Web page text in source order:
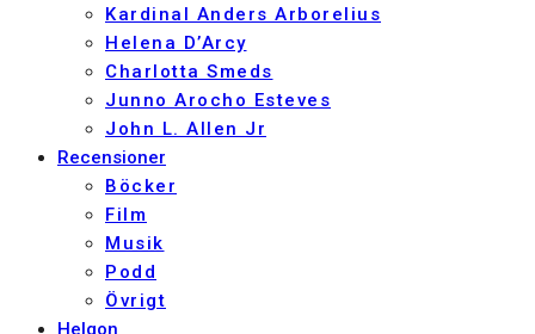
Kardinal Anders Arborelius
Helena D’Arcy
Charlotta Smeds
Junno Arocho Esteves
John L. Allen Jr
Recensioner
Böcker
Film
Musik
Podd
Övrigt
Helgon